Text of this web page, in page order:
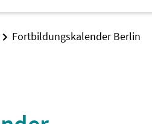
Fortbildungskalender Berlin